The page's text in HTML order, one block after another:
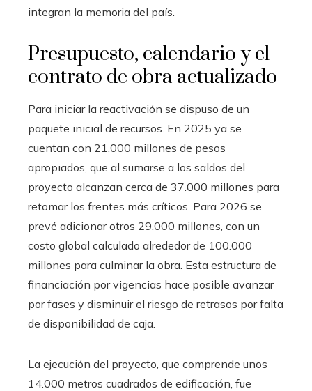
integran la memoria del país.
Presupuesto, calendario y el
contrato de obra actualizado
Para iniciar la reactivación se dispuso de un
paquete inicial de recursos. En 2025 ya se
cuentan con 21.000 millones de pesos
apropiados, que al sumarse a los saldos del
proyecto alcanzan cerca de 37.000 millones para
retomar los frentes más críticos. Para 2026 se
prevé adicionar otros 29.000 millones, con un
costo global calculado alrededor de 100.000
millones para culminar la obra. Esta estructura de
financiación por vigencias hace posible avanzar
por fases y disminuir el riesgo de retrasos por falta
de disponibilidad de caja.
La ejecución del proyecto, que comprende unos
14.000 metros cuadrados de edificación, fue